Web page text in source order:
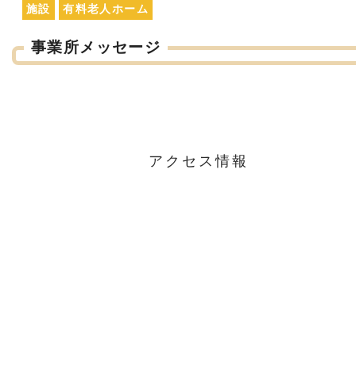
施設 有料老人ホーム
事業所メッセージ
アクセス情報